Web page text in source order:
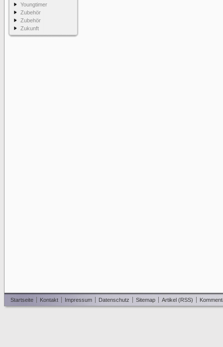
Youngtimer
Zubehör
Zubehör
Zukunft
Startseite Kontakt Impressum Datenschutz Sitemap Artikel (RSS)